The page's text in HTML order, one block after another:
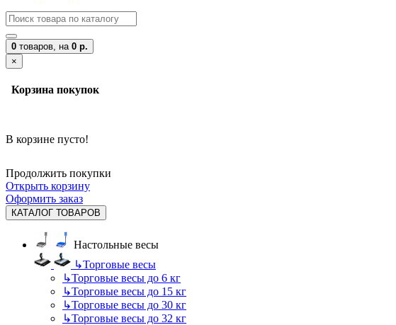
0 товаров, на 0 р.
×
Корзина покупок
В корзине пусто!
Продолжить покупки
Открыть корзину
Оформить заказ
КАТАЛОГ ТОВАРОВ
Настольные весы
↳Торговые весы
↳Торговые весы до 6 кг
↳Торговые весы до 15 кг
↳Торговые весы до 30 кг
↳Торговые весы до 32 кг